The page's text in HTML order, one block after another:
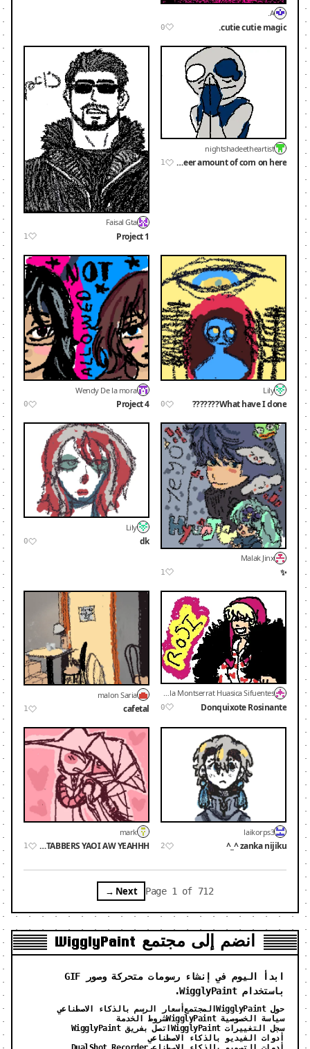
A.
cutie cutie magic.
0
nightshadeetheartist
Concern with the sheer amount of corn on here...
1
Faisal Gta
Project 1
1
Lily
What have I done???????
0
Wendy De la mora
Project 4
0
Malak Jinx
✨
1
Lily
dk
0
Daniela Montserrat Huasica Sifuentes
Donquixote Rosinante
0
malon Saria
cafetal
1
laikorps3
zanka nijiku ^_^
2
mark
CANSTABBERS YAOI AW YEAHHH
1
Page 1 of 712
Next →
انضم إلى مجتمع WigglyPaint
ابدأ اليوم في إنشاء رسومات متحركة وصور GIF
باستخدام WigglyPaint.
حول WigglyPaint المجتمعأسعار الرسم بالذكاء الاصطناعي
سياسة الخصوصية WigglyPaint
شروط الخدمة
سجل التغييرات WigglyPaint
اتصل بفريق WigglyPaint
أدوات الفيديو بالذكاء الاصطناعي